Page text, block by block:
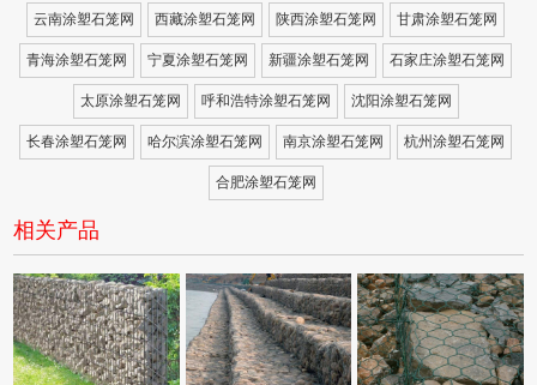
云南涂塑石笼网 西藏涂塑石笼网 陕西涂塑石笼网 甘肃涂塑石笼网
青海涂塑石笼网 宁夏涂塑石笼网 新疆涂塑石笼网 石家庄涂塑石笼网
太原涂塑石笼网 呼和浩特涂塑石笼网 沈阳涂塑石笼网
长春涂塑石笼网 哈尔滨涂塑石笼网 南京涂塑石笼网 杭州涂塑石笼网
合肥涂塑石笼网
相关产品